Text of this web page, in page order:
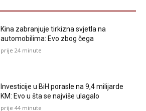
Kina zabranjuje tirkizna svjetla na
automobilima: Evo zbog čega
prije 24 minute
Investicije u BiH porasle na 9,4 milijarde
KM: Evo u šta se najviše ulagalo
prije 44 minute